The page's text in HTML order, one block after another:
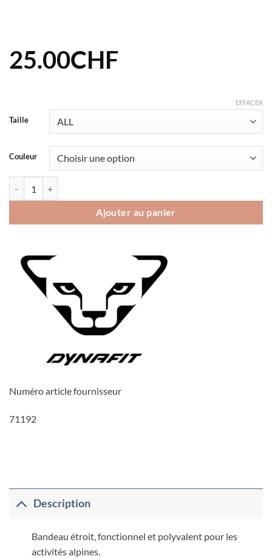
25.00CHF
Taille
Couleur
EFFACER
Ajouter au panier
Numéro article fournisseur
71192
Description
Bandeau étroit, fonctionnel et polyvalent pour les
activités alpines.